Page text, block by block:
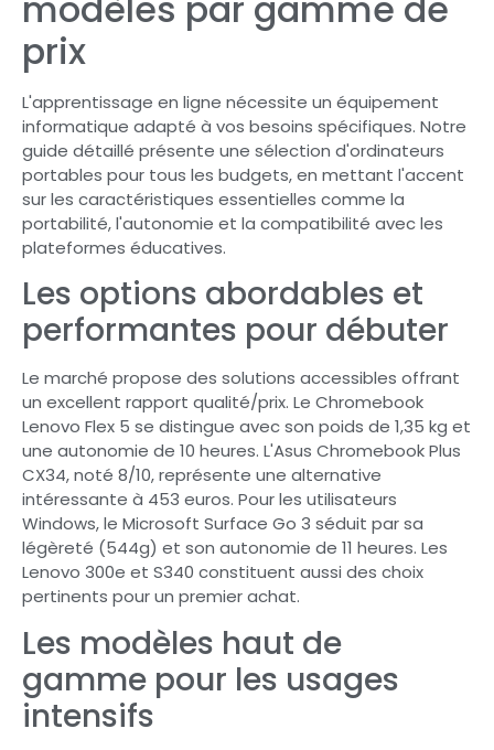
prix
L'apprentissage en ligne nécessite un équipement
informatique adapté à vos besoins spécifiques. Notre
guide détaillé présente une sélection d'ordinateurs
portables pour tous les budgets, en mettant l'accent
sur les caractéristiques essentielles comme la
portabilité, l'autonomie et la compatibilité avec les
plateformes éducatives.
Les options abordables et
performantes pour débuter
Le marché propose des solutions accessibles offrant
un excellent rapport qualité/prix. Le Chromebook
Lenovo Flex 5 se distingue avec son poids de 1,35 kg et
une autonomie de 10 heures. L'Asus Chromebook Plus
CX34, noté 8/10, représente une alternative
intéressante à 453 euros. Pour les utilisateurs
Windows, le Microsoft Surface Go 3 séduit par sa
légèreté (544g) et son autonomie de 11 heures. Les
Lenovo 300e et S340 constituent aussi des choix
pertinents pour un premier achat.
Les modèles haut de
gamme pour les usages
intensifs